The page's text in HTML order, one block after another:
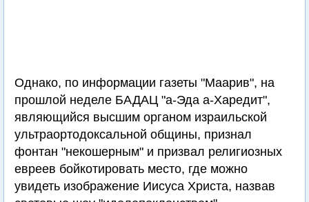
Однако, по информации газеты "Маарив", на
прошлой неделе БАДАЦ "а-Эда а-Харедит",
являющийся высшим органом израильской
ультраортодоксальной общины, признал
фонтан "некошерным" и призвал религиозных
евреев бойкотировать место, где можно
увидеть изображение Иисуса Христа, назвав